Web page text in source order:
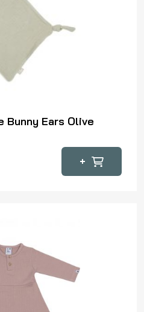
Ears Olive
+